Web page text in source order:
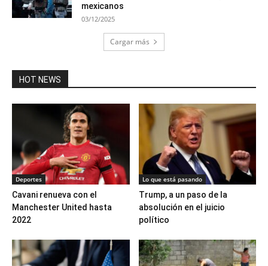
mexicanos
03/12/2025
Cargar más
HOT NEWS
Deportes
Cavani renueva con el
Manchester United hasta
2022
Lo que está pasando
Trump, a un paso de la
absolución en el juicio
político